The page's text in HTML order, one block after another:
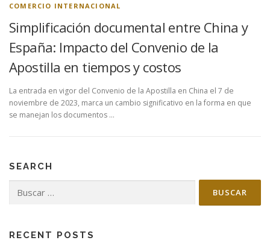
COMERCIO INTERNACIONAL
Simplificación documental entre China y
España: Impacto del Convenio de la
Apostilla en tiempos y costos
La entrada en vigor del Convenio de la Apostilla en China el 7 de
noviembre de 2023, marca un cambio significativo en la forma en que
se manejan los documentos …
SEARCH
RECENT POSTS